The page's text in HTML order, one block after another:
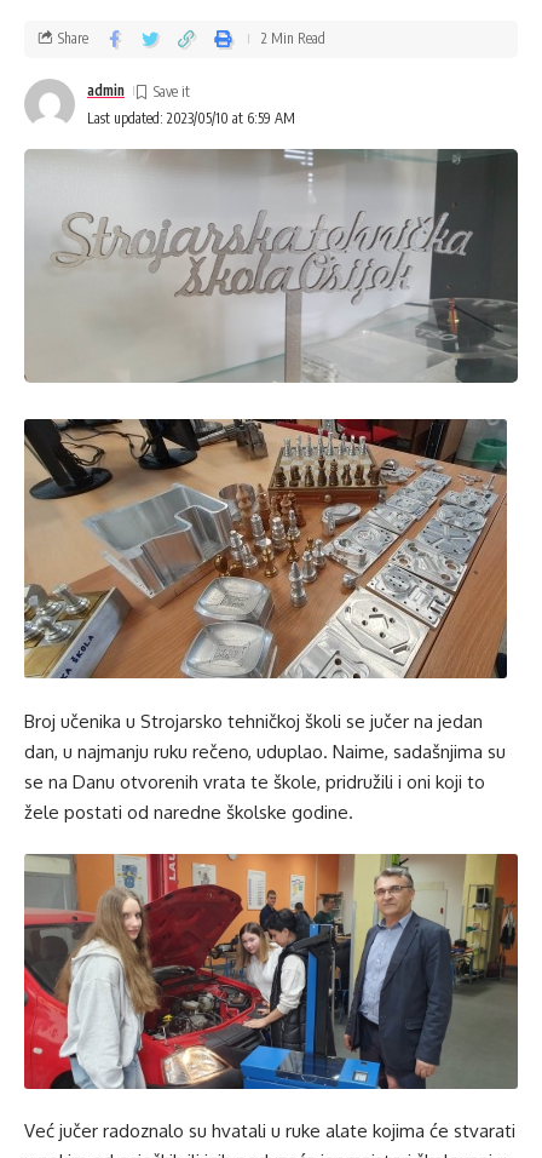
Last updated: 2023/05/10 at 6:59 AM
admin
Share 2 Min Read
Broj učenika u Strojarsko tehničkoj školi se jučer na jedan
dan, u najmanju ruku rečeno, uduplao. Naime, sadašnjima su
se na Danu otvorenih vrata te škole, pridružili i oni koji to
žele postati od naredne školske godine.
Već jučer radoznalo su hvatali u ruke alate kojima će stvarati